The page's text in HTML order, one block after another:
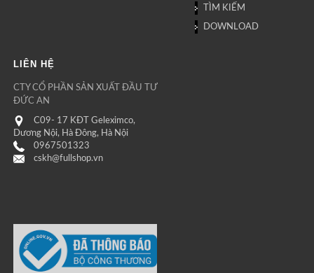
TÌM KIẾM
DOWNLOAD
LIÊN HỆ
CTY CỔ PHẦN SẢN XUẤT ĐẦU TƯ
ĐỨC AN
C09- 17 KĐT Geleximco,
Dương Nội, Hà Đông, Hà Nội
0967501323
cskh@fullshop.vn